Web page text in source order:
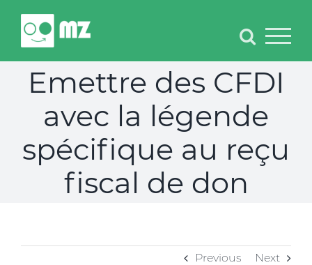
content
Emettre des CFDI
avec la légende
spécifique au reçu
fiscal de don
Previous Next